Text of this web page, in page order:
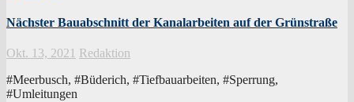
Nächster Bauabschnitt der Kanalarbeiten auf der Grünstraße
Okt. 13, 2021 Redaktion
#Meerbusch, #Büderich, #Tiefbauarbeiten, #Sperrung,
#Umleitungen